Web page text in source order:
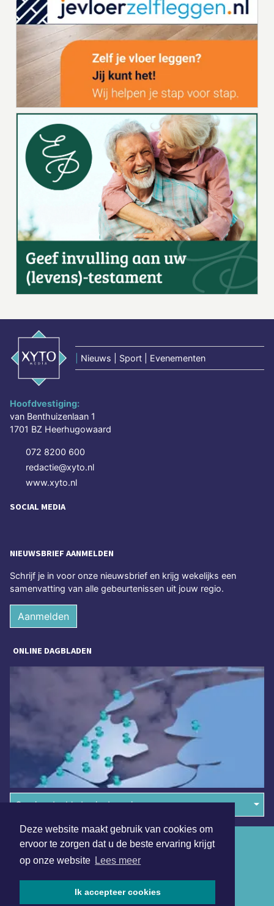
Deze website maakt gebruik van cookies om
ervoor te zorgen dat u de beste ervaring krijgt
op onze website Lees meer
Ik accepteer cookies
Nieuws | Sport | Evenementen
Hoofdvestiging:
van Benthuizenlaan 1
1701 BZ Heerhugowaard
072 8200 600
redactie@xyto.nl
www.xyto.nl
SOCIAL MEDIA
NIEUWSBRIEF AANMELDEN
Schrijf je in voor onze nieuwsbrief en krijg wekelijks een
samenvatting van alle gebeurtenissen uit jouw regio.
Aanmelden
ONLINE DAGBLADEN
Overige dagbladen in de regio
Algemene voorwaarden
Disclaimer